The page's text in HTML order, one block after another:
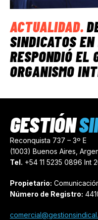
ACTUALIDAD.
SINDICATOS
RESPONDIÓ EL
ORGANISMO
Reconquista 737 – 3º E
(1003) Buenos Aires,
Tel. +54 11 5235 0896 Int
Propietario:
Número de Registro:
GESTIÓN